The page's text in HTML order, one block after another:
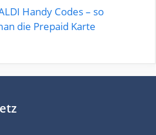
Handy Codes – so
die Prepaid Karte